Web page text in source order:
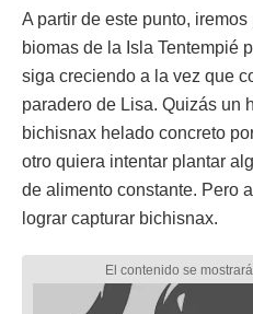
A partir de este punto,
biomas de la Isla Tentempié
siga creciendo a la vez que
paradero de Lisa. Quizás un
bichisnax helado concreto
otro quiera intentar plantar
de alimento constante. Pero
lograr capturar bichisnax.